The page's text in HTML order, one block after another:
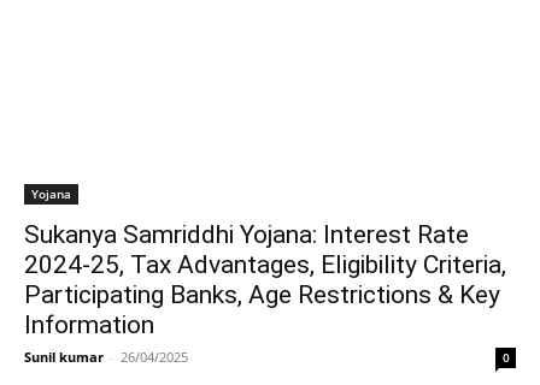
Yojana
Sukanya Samriddhi Yojana: Interest Rate
2024-25, Tax Advantages, Eligibility Criteria,
Participating Banks, Age Restrictions & Key
Information
Sunil kumar - 26/04/2025 0